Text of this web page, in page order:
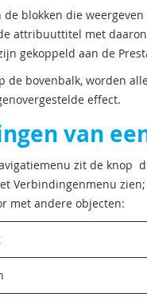
de blokken die
attribuuttitel met
gekoppeld aan de
de bovenbalk, worden
effect.
van
zit de knop
Verbindingenmenu
met andere objecten: